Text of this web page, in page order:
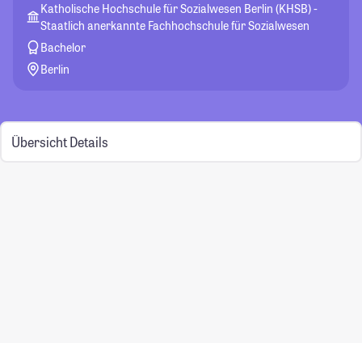
Katholische Hochschule für Sozialwesen Berlin (KHSB) -
Staatlich anerkannte Fachhochschule für Sozialwesen
Bachelor
Berlin
Übersicht Details